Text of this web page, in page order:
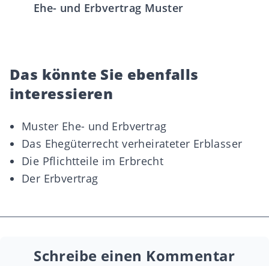
Ehe- und Erbvertrag Muster
Das könnte Sie ebenfalls
interessieren
Muster Ehe- und Erbvertrag
Das Ehegüterrecht verheirateter Erblasser
Die Pflichtteile im Erbrecht
Der Erbvertrag
Schreibe einen Kommentar